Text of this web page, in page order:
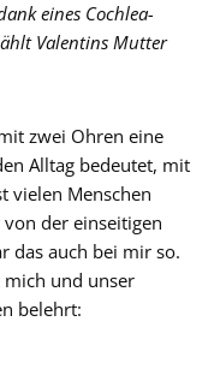
eines Cochlea-
Valentins Mutter
zwei Ohren eine
Alltag bedeutet, mit
vielen Menschen
der einseitigen
das auch bei mir so.
mich und unser
belehrt: